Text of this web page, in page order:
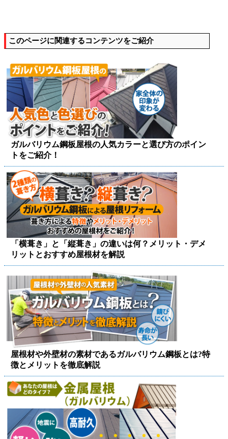
このページに関連するコンテンツをご紹介
ガルバリウム鋼板屋根の人気カラーと選び方のポイン
トをご紹介！
「横葺き」と「縦葺き」の違いは何？メリット・デメ
リットとおすすめ屋根材を解説
屋根材や外壁材の素材であるガルバリウム鋼板とは?特
徴とメリットを徹底解説